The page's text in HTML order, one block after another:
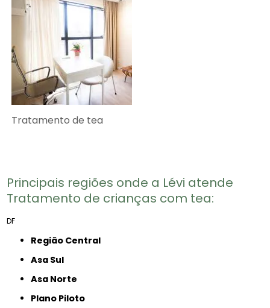
Tratamento de tea
Principais regiões onde a Lévi atende
Tratamento de crianças com tea:
DF
Região Central
Asa Sul
Asa Norte
Plano Piloto